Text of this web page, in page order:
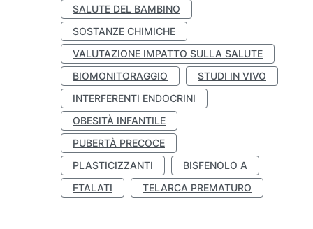
SALUTE DEL BAMBINO
SOSTANZE CHIMICHE
VALUTAZIONE IMPATTO SULLA SALUTE
BIOMONITORAGGIO
STUDI IN VIVO
INTERFERENTI ENDOCRINI
OBESITÀ INFANTILE
PUBERTÀ PRECOCE
PLASTICIZZANTI
BISFENOLO A
FTALATI
TELARCA PREMATURO